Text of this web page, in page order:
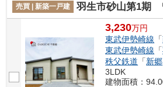
売買 | 新築一戸建 羽生市砂山第1期 ワイウッドコー
3,230万円
東武伊勢崎線 「
東武伊勢崎線 「
秩父鉄道 「新郷
3LDK
建物面積：